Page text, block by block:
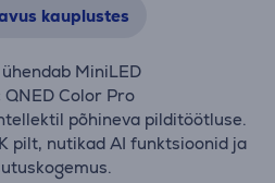
kauplustes
MiniLED
Color Pro
põhineva pilditöötluse.
pilt, nutikad AI funktsioonid ja